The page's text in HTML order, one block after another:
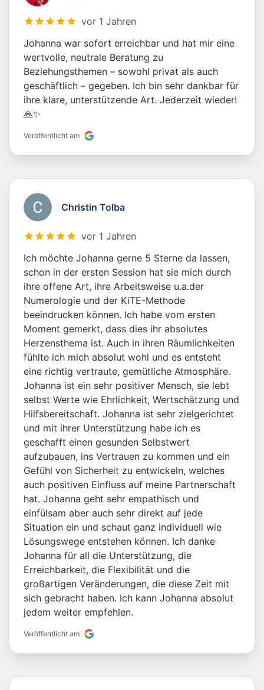
vor 1 Jahren
Johanna war sofort erreichbar und hat mir eine
wertvolle, neutrale Beratung zu
Beziehungsthemen – sowohl privat als auch
geschäftlich – gegeben. Ich bin sehr dankbar für
ihre klare, unterstützende Art. Jederzeit wieder!
🙏✨
Veröffentlicht am
Christin Tolba
vor 1 Jahren
Ich möchte Johanna gerne 5 Sterne da lassen,
schon in der ersten Session hat sie mich durch
ihre offene Art, ihre Arbeitsweise u.a.der
Numerologie und der KiTE-Methode
beeindrucken können. Ich habe vom ersten
Moment gemerkt, dass dies ihr absolutes
Herzensthema ist. Auch in ihren Räumlichkeiten
fühlte ich mich absolut wohl und es entsteht
eine richtig vertraute, gemütliche Atmosphäre.
Johanna ist ein sehr positiver Mensch, sie lebt
selbst Werte wie Ehrlichkeit, Wertschätzung und
Hilfsbereitschaft. Johanna ist sehr zielgerichtet
und mit ihrer Unterstützung habe ich es
geschafft einen gesunden Selbstwert
aufzubauen, ins Vertrauen zu kommen und ein
Gefühl von Sicherheit zu entwickeln, welches
auch positiven Einfluss auf meine Partnerschaft
hat. Johanna geht sehr empathisch und
einfülsam aber auch sehr direkt auf jede
Situation ein und schaut ganz individuell wie
Lösungswege entstehen können. Ich danke
Johanna für all die Unterstützung, die
Erreichbarkeit, die Flexibilität und die
großartigen Veränderungen, die diese Zeit mit
sich gebracht haben. Ich kann Johanna absolut
jedem weiter empfehlen.
Veröffentlicht am